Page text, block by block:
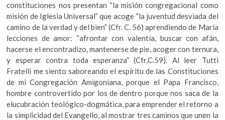
constituciones nos presentan “la misión congregacional como
misión de Iglesia Universal” que acoge “la juventud desviada del
camino de la verdad y del bien” (Cfr. C. 56) aprendiendo de María
lecciones de amor: “afrontar con valentía, buscar con afán,
hacerse el encontradizo, mantenerse de pie, acoger con ternura,
y esperar contra toda esperanza” (Cfr.C.59). Al leer Tutti
Fratelli me siento saboreando el espíritu de las Constituciones
de mi Congregación Amigoniana, porque el Papa Francisco,
hombre controvertido por los de dentro porque nos saca de la
elucubración teológico-dogmática, para emprender el retorno a
la simplicidad del Evangelio, al mostrar tres caminos que unen la